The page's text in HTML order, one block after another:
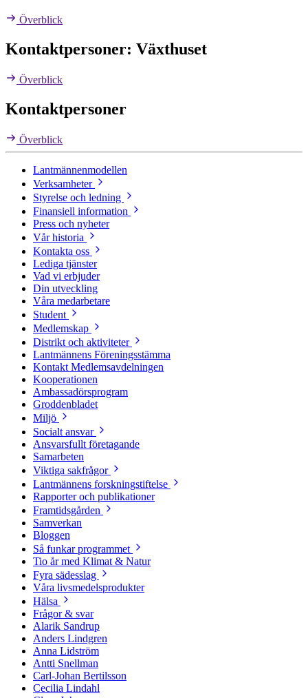
Överblick
Kontaktpersoner: Växthuset
Överblick
Kontaktpersoner
Överblick
Lantmännenmodellen
Verksamheter
Styrelse och ledning
Finansiell information
Press och nyheter
Vår historia
Kontakta oss
Lediga tjänster
Vad vi erbjuder
Din utveckling
Våra medarbetare
Student
Medlemskap
Distrikt och aktiviteter
Lantmännens Föreningsstämma
Kontakt Medlemsavdelningen
Kooperationen
Ambassadörsprogram
Groddenbladet
Miljö
Socialt ansvar
Ansvarsfullt företagande
Samarbeten
Viktiga sakfrågor
Lantmännens forskningstiftelse
Rapporter och publikationer
Framtidsgården
Samverkan
Bloggen
Så funkar programmet
Tio år med Klimat & Natur
Fyra sädesslag
Våra livsmedelsprodukter
Hälsa
Frågor & svar
Alarik Sandrup
Anders Lindgren
Anna Lidström
Antti Snellman
Carl-Johan Bertilsson
Cecilia Lindahl